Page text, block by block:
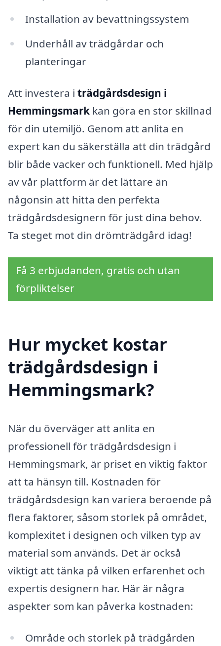
Installation av bevattningssystem
Underhåll av trädgårdar och
planteringar
Att investera i trädgårdsdesign i
Hemmingsmark kan göra en stor skillnad
för din utemiljö. Genom att anlita en
expert kan du säkerställa att din trädgård
blir både vacker och funktionell. Med hjälp
av vår plattform är det lättare än
någonsin att hitta den perfekta
trädgårdsdesignern för just dina behov.
Ta steget mot din drömträdgård idag!
Få 3 erbjudanden, gratis och utan
förpliktelser
Hur mycket kostar
trädgårdsdesign i
Hemmingsmark?
När du överväger att anlita en
professionell för trädgårdsdesign i
Hemmingsmark, är priset en viktig faktor
att ta hänsyn till. Kostnaden för
trädgårdsdesign kan variera beroende på
flera faktorer, såsom storlek på området,
komplexitet i designen och vilken typ av
material som används. Det är också
viktigt att tänka på vilken erfarenhet och
expertis designern har. Här är några
aspekter som kan påverka kostnaden:
Område och storlek på trädgården